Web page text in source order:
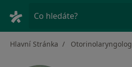
Co hledáte?
Hlavní Stránka Otorinolaryngolog